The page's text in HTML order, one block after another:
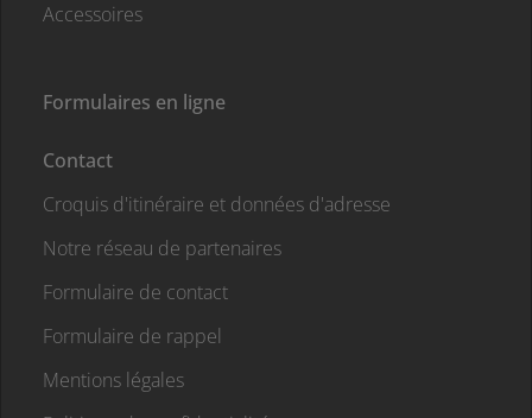
Accessoires
Formulaires en ligne
Contact
Croquis d'itinéraire et données d'adresse
Notre réseau de partenaires
Formulaire de contact
Formulaire de rappel
Mentions légales